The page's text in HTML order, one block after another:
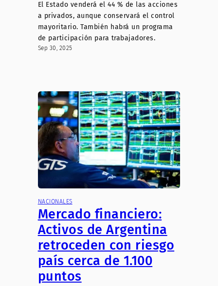
El Estado venderá el 44 % de las acciones
a privados, aunque conservará el control
mayoritario. También habrá un programa
de participación para trabajadores.
Sep 30, 2025
NACIONALES
Mercado financiero:
Activos de Argentina
retroceden con riesgo
país cerca de 1.100
puntos